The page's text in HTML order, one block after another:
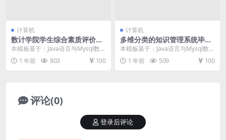
计算机
数计学院学生综合素质评价系
统的设计与开发毕设模板 毕业
设计模板及毕业论文
本模板基于：Java语言与Mysql数据
库开发 系统实现 管理员功能模块的
实现 ...
1 年前 803 100
计算机
多维分类的知识管理系统毕设
模板 毕业设计模板及毕业论文
本模板基于：Java语言与Mysql数据
库开发 系统实现 对多维分类的知识
管理系...
1 年前 509 100
评论(0)
登录后评论